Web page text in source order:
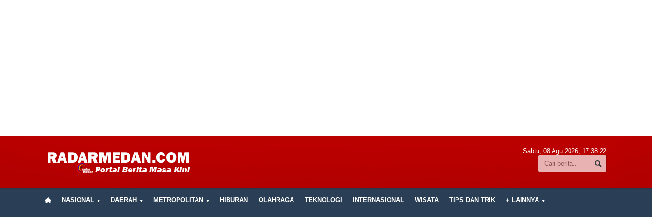
Sabtu, 08 Agu 2026, 17:38:23
NASIONAL DAERAH METROPOLITAN HIBURAN OLAHRAGA TEKNOLOGI INTERNASIONAL WISATA TIPS DAN TRIK + LAINNYA